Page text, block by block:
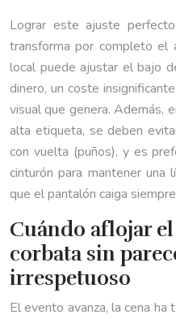
Lograr este ajuste
transforma por completo el
local puede ajustar el bajo
dinero, un coste
visual que genera. Además,
alta etiqueta, se deben
con vuelta (puños), y es
cinturón para mantener una
que el pantalón caiga
Cuándo aflojar
corbata sin
irrespetuoso
El evento avanza, la cena ha